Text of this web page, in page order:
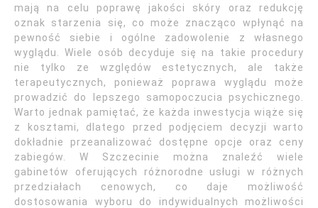
mają na celu poprawę jakości skóry oraz redukcję
oznak starzenia się, co może znacząco wpłynąć na
pewność siebie i ogólne zadowolenie z własnego
wyglądu. Wiele osób decyduje się na takie procedury
nie tylko ze względów estetycznych, ale także
terapeutycznych, ponieważ poprawa wyglądu może
prowadzić do lepszego samopoczucia psychicznego.
Warto jednak pamiętać, że każda inwestycja wiąże się
z kosztami, dlatego przed podjęciem decyzji warto
dokładnie przeanalizować dostępne opcje oraz ceny
zabiegów. W Szczecinie można znaleźć wiele
gabinetów oferujących różnorodne usługi w różnych
przedziałach cenowych, co daje możliwość
dostosowania wyboru do indywidualnych możliwości